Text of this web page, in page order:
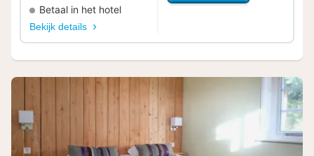
Betaal in het hotel
Bekijk details